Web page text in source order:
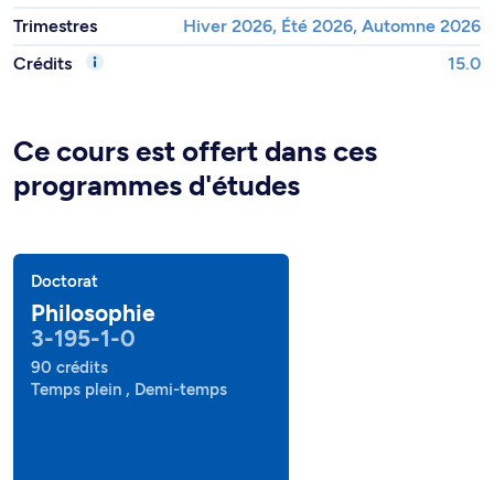
Trimestres
Hiver 2026, Été 2026, Automne 2026
Crédits
15.0
Ce cours est offert dans ces
programmes d'études
Doctorat
Philosophie
3-195-1-0
90 crédits
Temps plein , Demi-temps